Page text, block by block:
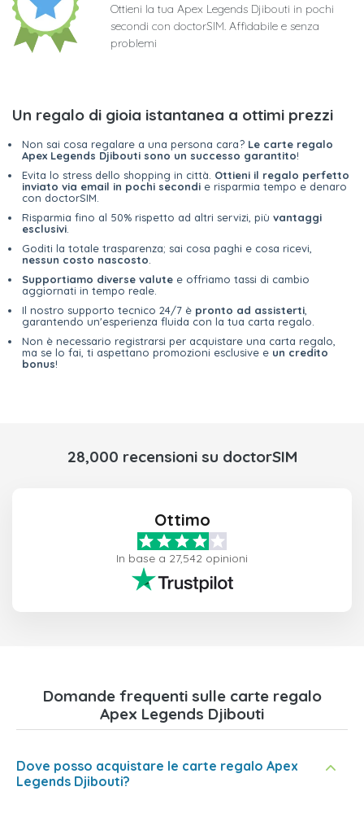
Ottieni la tua Apex Legends Djibouti in pochi
secondi con doctorSIM. Affidabile e senza
problemi
Un regalo di gioia istantanea a ottimi prezzi
Non sai cosa regalare a una persona cara? Le carte regalo
Apex Legends Djibouti sono un successo garantito!
Evita lo stress dello shopping in città. Ottieni il regalo perfetto
inviato via email in pochi secondi e risparmia tempo e denaro
con doctorSIM.
Risparmia fino al 50% rispetto ad altri servizi, più vantaggi
esclusivi
Goditi la totale trasparenza; sai cosa paghi e cosa ricevi,
nessun costo nascosto
Supportiamo diverse valute e offriamo tassi di cambio
aggiornati in tempo reale.
Il nostro supporto tecnico 24/7 è pronto ad assisterti
garantendo un'esperienza fluida con la tua carta regalo.
Non è necessario registrarsi per acquistare una carta regalo,
ma se lo fai, ti aspettano promozioni esclusive e un credito
bonus!
28,000 recensioni su doctorSIM
Ottimo
In base a 27,542 opinioni
Domande frequenti sulle carte regalo
Apex Legends Djibouti
Dove posso acquistare le carte regalo Apex
Legends Djibouti?